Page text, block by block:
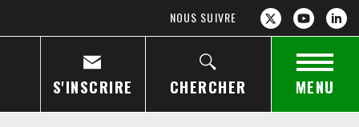
NOUS SUIVRE
S'INSCRIRE CHERCHER MENU